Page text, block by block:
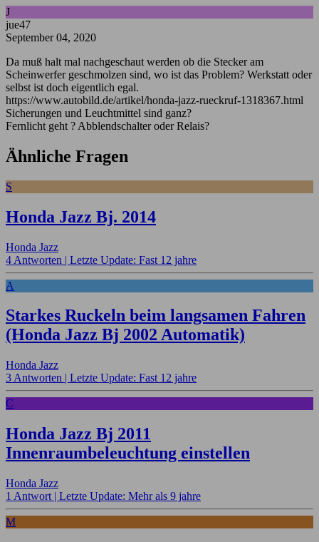
J
jue47
September 04, 2020
Da muß halt mal nachgeschaut werden ob die Stecker am
Scheinwerfer geschmolzen sind, wo ist das Problem? Werkstatt oder
selbst ist doch eigentlich egal.
https://www.autobild.de/artikel/honda-jazz-rueckruf-1318367.html
Sicherungen und Leuchtmittel sind ganz?
Fernlicht geht ? Abblendschalter oder Relais?
Ähnliche Fragen
S
Honda Jazz Bj. 2014
Honda Jazz
4 Antworten | Letzte Update: Fast 12 jahre
A
Starkes Ruckeln beim langsamen Fahren
(Honda Jazz Bj 2002 Automatik)
Honda Jazz
3 Antworten | Letzte Update: Fast 12 jahre
C
Honda Jazz Bj 2011
Innenraumbeleuchtung einstellen
Honda Jazz
1 Antwort | Letzte Update: Mehr als 9 jahre
M